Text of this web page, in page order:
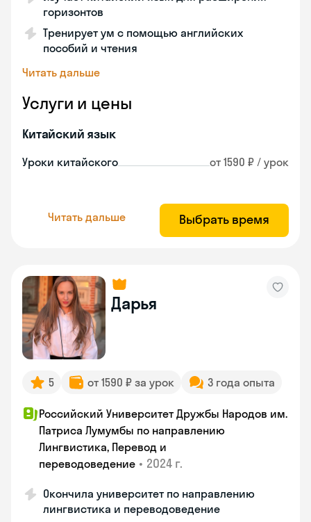
горизонтов
Тренирует ум с помощью английских
пособий и чтения
Читать дальше
Услуги и цены
Китайский язык
Уроки китайского от 1590 ₽ / урок
Читать дальше Выбрать время
Дарья
5 от 1590 ₽ за урок 3 года опыта
Российский Университет Дружбы Народов им.
Патриса Лумумбы по направлению
Лингвистика, Перевод и
переводоведение • 2024 г.
Окончила университет по направлению
лингвистика и переводоведение